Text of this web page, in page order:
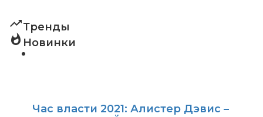
trending_upТренды
whatshot Новинки
Час власти 2021: Алистер Дэвис –